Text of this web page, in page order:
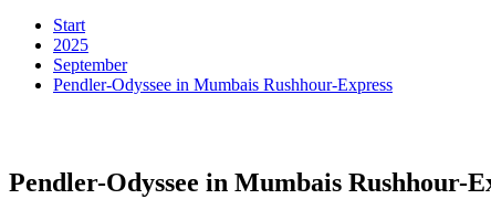
Start
2025
September
Pendler-Odyssee in Mumbais Rushhour-Express
Pendler-Odyssee in Mumbais Rushhour-